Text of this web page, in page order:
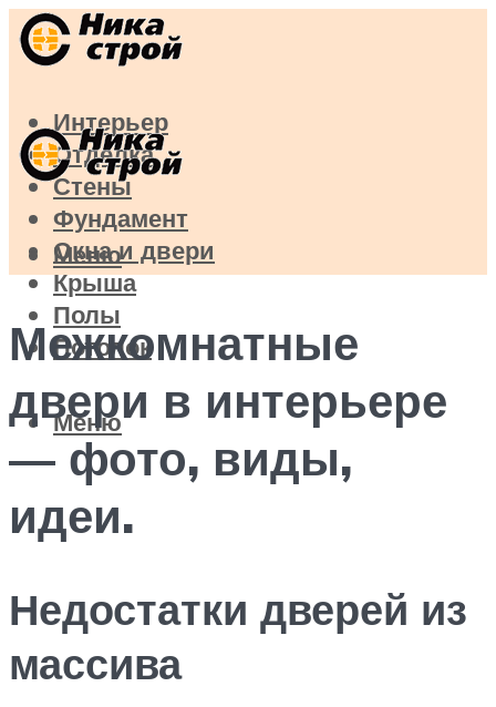
Интерьер
Отделка
Стены
Фундамент
Окна и двери
Крыша
Полы
Потолок
Меню
Меню
Межкомнатные
двери в интерьере
— фото, виды,
идеи.
Недостатки дверей из
массива